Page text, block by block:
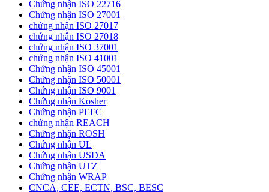
Chứng nhận ISO 22716
Chứng nhận ISO 27001
chứng nhận ISO 27017
chứng nhận ISO 27018
chứng nhận ISO 37001
chứng nhận ISO 41001
Chứng nhận ISO 45001
Chứng nhận ISO 50001
Chứng nhận ISO 9001
Chứng nhận Kosher
Chứng nhận PEFC
chứng nhận REACH
Chứng nhận ROSH
Chứng nhận UL
Chứng nhận USDA
Chứng nhận UTZ
Chứng nhận WRAP
CNCA, CEE, ECTN, BSC, BESC